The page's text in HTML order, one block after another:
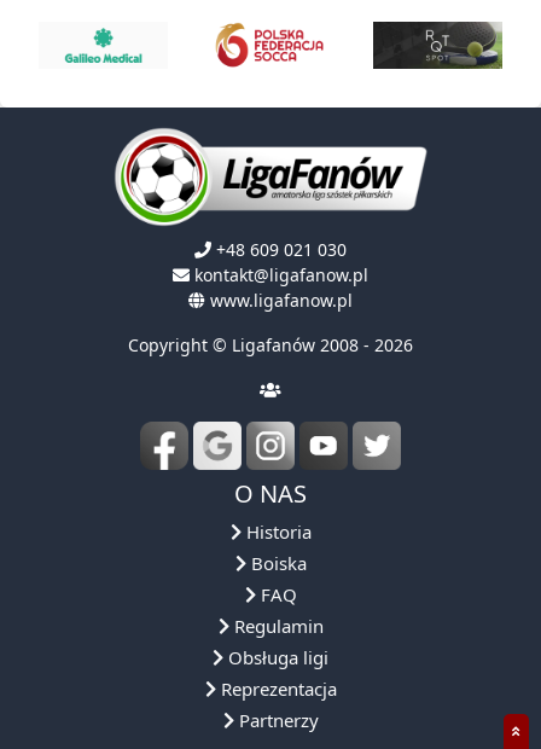
+48 609 021 030
kontakt@ligafanow.pl
www.ligafanow.pl
Copyright © Ligafanów 2008 - 2026
O NAS
Historia
Boiska
FAQ
Regulamin
Obsługa ligi
Reprezentacja
Partnerzy